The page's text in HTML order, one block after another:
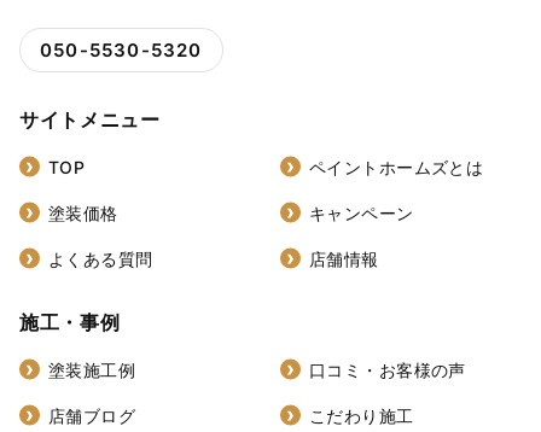
050-5530-5320
サイトメニュー
TOP ペイントホームズとは
塗装価格 キャンペーン
よくある質問 店舗情報
施工・事例
塗装施工例 口コミ・お客様の声
店舗ブログ こだわり施工